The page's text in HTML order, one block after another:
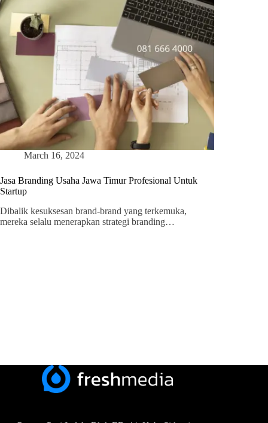
March 16, 2024
Jasa Branding Usaha Jawa Timur Profesional Untuk
Startup
Dibalik kesuksesan brand-brand yang terkemuka,
mereka selalu menerapkan strategi branding…